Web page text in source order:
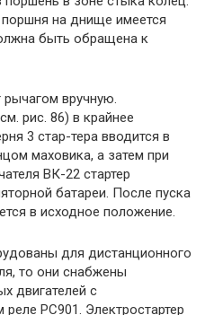
на днище имеется
быть обращена к
вручную.
рис. 86) в крайнее
3 стар-тера вводится в
маховика, а затем при
ВК-22 стартер
батареи. После пуска
в исходное положение.
для дистанционного
то они снабжены
двигателей с
РС901. Электростартер